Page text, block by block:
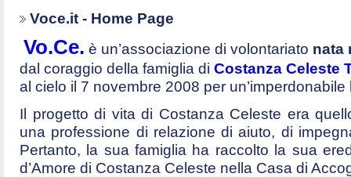
Voce.it - Home Page
Vo.Ce. è un’associazione di volontariato nata
dal coraggio della famiglia di Costanza Celeste
al cielo il 7 novembre 2008 per
Il progetto di vita di Costanza Celeste era
una professione di relazione di aiuto, di
Pertanto, la sua famiglia ha raccolto la sua
d’Amore di Costanza Celeste nella Casa di